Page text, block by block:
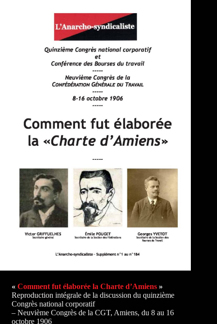
« Comment fut élaborée la Charte d’Amiens »
Reproduction intégrale de la discussion du quinzième
Congrès national corporatif
– Neuvième Congrès de la CGT, Amiens, du 8 au 16
octobre 1906